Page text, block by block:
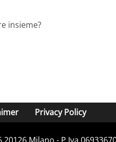
insieme?
Privacy Policy